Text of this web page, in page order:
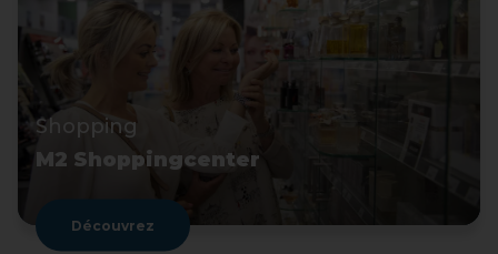
Shopping
M2 Shoppingcenter
Découvrez